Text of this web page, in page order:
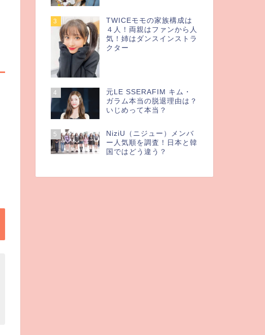
3
TWICEモモの家族構成は
４人！両親はファンから人
気！姉はダンスインストラ
クター
4
元LE SSERAFIM キム・
ガラム本当の脱退理由は？
いじめって本当？
5
NiziU（ニジュー）メンバ
ー人気順を調査！日本と韓
国ではどう違う？